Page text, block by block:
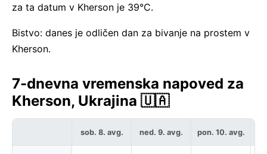
za ta datum v Kherson je 39°C.
Bistvo: danes je odličen dan za bivanje na prostem v
Kherson.
7-dnevna vremenska napoved za
Kherson, Ukrajina 🇺🇦
sob. 8. avg. ned. 9. avg. pon. 10. avg.